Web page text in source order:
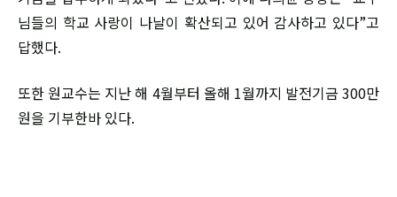
님들의 학교 사랑이 나날이 확산되고 있어 감사하고 있다”고
답했다.
또한 원교수는 지난 해 4월부터 올해 1월까지 발전기금 300만
원을 기부한바 있다.